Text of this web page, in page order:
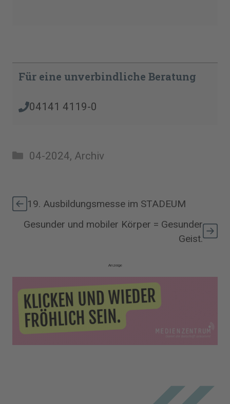
Für eine unverbindliche Beratung
04141 4119-0
Kategorien
04-2024, Archiv
19. Ausbildungsmesse im STADEUM
Gesunder und mobiler Körper = Gesunder
Geist.
Anzeige